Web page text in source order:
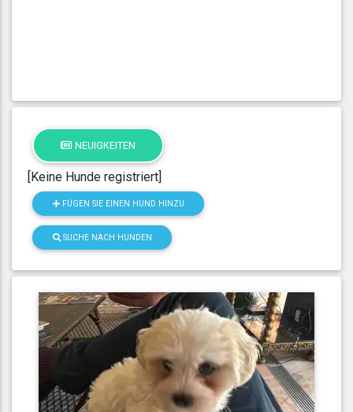
NEUIGKEITEN
[Keine Hunde registriert]
FÜGEN SIE EINEN HUND HINZU
SUCHE NACH HUNDEN